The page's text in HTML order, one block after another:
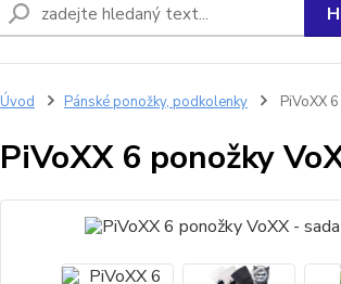
Úvod Pánské ponožky, podkolenky PiVoXX
PiVoXX 6 ponožky